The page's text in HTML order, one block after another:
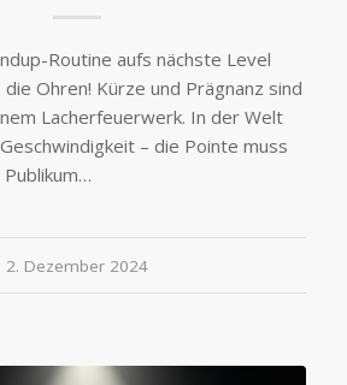
Routine aufs nächste Level
Ohren! Kürze und Prägnanz sind
Lacherfeuerwerk. In der Welt
– die Pointe muss
2. Dezember 2024